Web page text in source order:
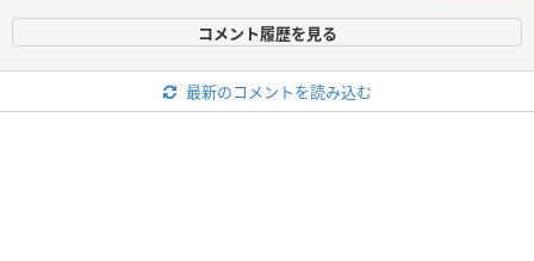
コメント履歴を見る
最新のコメントを読み込む